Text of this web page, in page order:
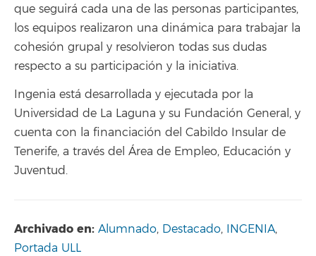
que seguirá cada una de las personas participantes,
los equipos realizaron una dinámica para trabajar la
cohesión grupal y resolvieron todas sus dudas
respecto a su participación y la iniciativa.
Ingenia está desarrollada y ejecutada por la
Universidad de La Laguna y su Fundación General, y
cuenta con la financiación del Cabildo Insular de
Tenerife, a través del Área de Empleo, Educación y
Juventud.
Archivado en: Alumnado, Destacado, INGENIA,
Portada ULL